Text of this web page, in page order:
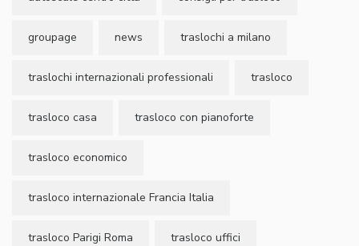
groupage news traslochi a milano
traslochi internazionali professionali trasloco
trasloco casa trasloco con pianoforte
trasloco economico
trasloco internazionale Francia Italia
trasloco Parigi Roma trasloco uffici